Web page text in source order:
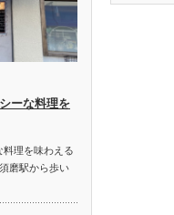
ーな料理を
理を味わえる
磨駅から歩い